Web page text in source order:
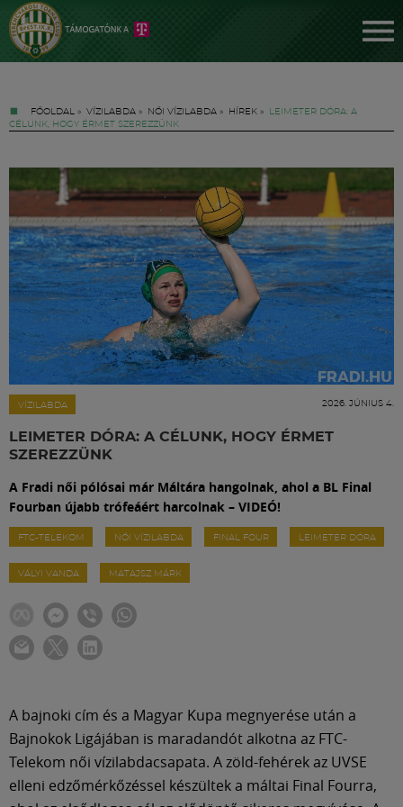
FŐOLDAL » VÍZILABDA » NŐI VÍZILABDA » HÍREK »
LEIMETER DÓRA: A
CÉLUNK, HOGY ÉRMET SZEREZZÜNK
VÍZILABDA 2026. JÚNIUS 4.
LEIMETER DÓRA: A CÉLUNK, HOGY ÉRMET
SZEREZZÜNK
A Fradi női pólósai már Máltára hangolnak, ahol a BL Final
Fourban újabb trófeáért harcolnak – VIDEÓ!
FTC-TELEKOM NŐI VÍZILABDA FINAL FOUR LEIMETER DÓRA
VÁLYI VANDA MATAJSZ MÁRK
A bajnoki cím és a Magyar Kupa megnyerése után a
Bajnokok Ligájában is maradandót alkotna az FTC-
Telekom női vízilabdacsapata. A zöld-fehérek az UVSE
elleni edzőmérkőzéssel készültek a máltai Final Fourra,
Jegyek
FM YouTube +
Hírek
Labdarúgás
Meccscenter
Klub
Szolgáltatások
Közösség